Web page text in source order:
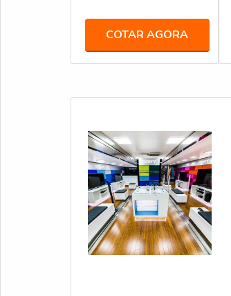
COTAR AGORA